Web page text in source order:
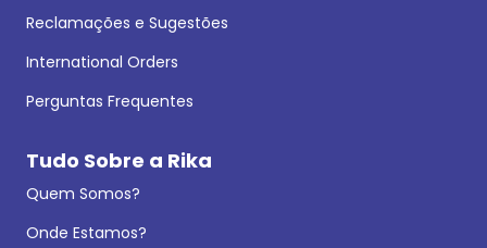
Reclamações e Sugestões
International Orders
Perguntas Frequentes
Tudo Sobre a Rika
Quem Somos?
Onde Estamos?